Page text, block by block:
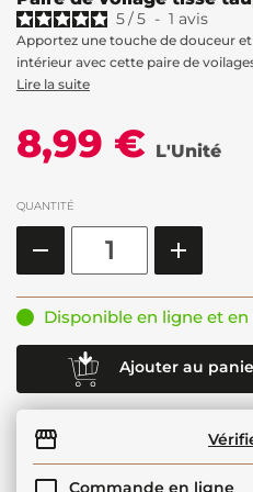
5/5 - 1 avis
Apportez une touche de douceur
intérieur avec cette paire de
Lire la suite
8,99 € L'Unité
QUANTITÉ
Disponible en ligne et
Ajouter au
Commande en ligne